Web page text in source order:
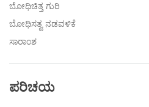
ಬೋಧಿಚಿತ್ತ ಗುರಿ
ಬೋಧಿಸತ್ವ ನಡವಳಿಕೆ
ಸಾರಾಂಶ
ಪರಿಚಯ